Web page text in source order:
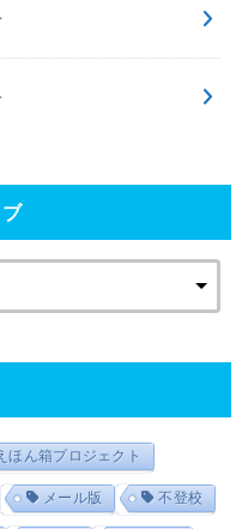
ほん箱プロジェクト
メール版 不登校